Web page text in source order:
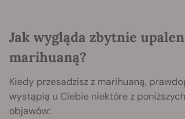
Jak wygląda zbytnie
marihuaną?
Kiedy przesadzisz z marihuaną,
wystąpią u Ciebie niektóre z
objawów: